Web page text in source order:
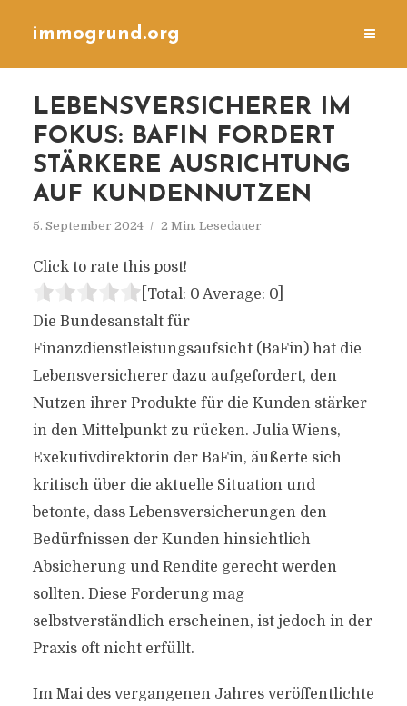
immogrund.org
LEBENSVERSICHERER IM
FOKUS: BAFIN FORDERT
STÄRKERE AUSRICHTUNG
AUF KUNDENNUTZEN
5. September 2024 2 Min. Lesedauer
Click to rate this post!
[Total: 0 Average: 0]
Die Bundesanstalt für
Finanzdienstleistungsaufsicht (BaFin) hat die
Lebensversicherer dazu aufgefordert, den
Nutzen ihrer Produkte für die Kunden stärker
in den Mittelpunkt zu rücken. Julia Wiens,
Exekutivdirektorin der BaFin, äußerte sich
kritisch über die aktuelle Situation und
betonte, dass Lebensversicherungen den
Bedürfnissen der Kunden hinsichtlich
Absicherung und Rendite gerecht werden
sollten. Diese Forderung mag
selbstverständlich erscheinen, ist jedoch in der
Praxis oft nicht erfüllt.
Im Mai des vergangenen Jahres veröffentlichte